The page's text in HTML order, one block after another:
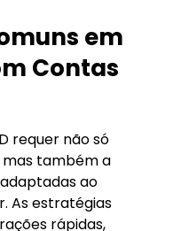
em
Contas
requer não só
também a
ao
As estratégias
rápidas,